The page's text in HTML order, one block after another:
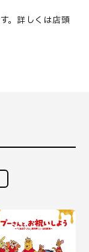
。詳しくは店頭